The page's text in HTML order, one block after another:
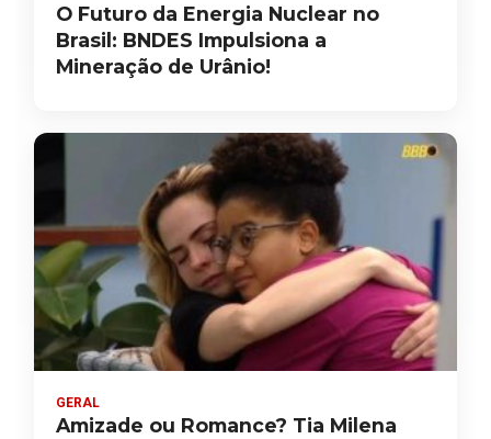
O Futuro da Energia Nuclear no
Brasil: BNDES Impulsiona a
Mineração de Urânio!
GERAL
Amizade ou Romance? Tia Milena